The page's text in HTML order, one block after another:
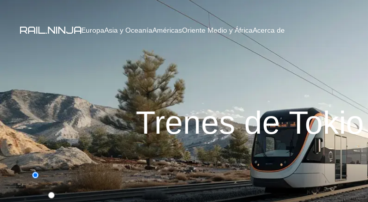
EuropaAsia y OceaníaAméricasOriente Medio y ÁfricaAcerca de
Trenes de Tokio
Ida